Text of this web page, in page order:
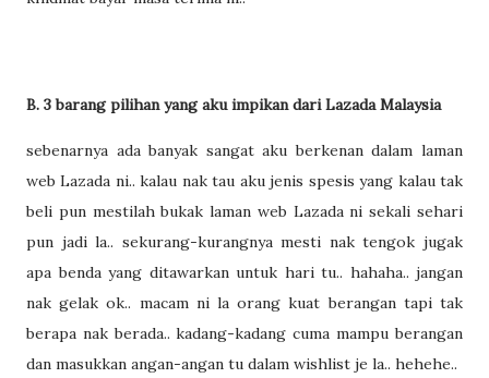
B. 3 barang pilihan yang aku impikan dari Lazada Malaysia
sebenarnya ada banyak sangat aku berkenan dalam laman
web Lazada ni.. kalau nak tau aku jenis spesis yang kalau tak
beli pun mestilah bukak laman web Lazada ni sekali sehari
pun jadi la.. sekurang-kurangnya mesti nak tengok jugak
apa benda yang ditawarkan untuk hari tu.. hahaha.. jangan
nak gelak ok.. macam ni la orang kuat berangan tapi tak
berapa nak berada.. kadang-kadang cuma mampu berangan
dan masukkan angan-angan tu dalam wishlist je la.. hehehe..